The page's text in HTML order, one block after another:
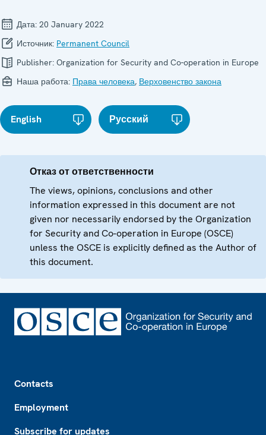
Дата: 20 January 2022
Источник: Permanent Council
Publisher: Organization for Security and Co-operation in Europe
Наша работа: Права человека, Верховенство закона
English Русский
Отказ от ответственности
The views, opinions, conclusions and other
information expressed in this document are not
given nor necessarily endorsed by the Organization
for Security and Co-operation in Europe (OSCE)
unless the OSCE is explicitly defined as the Author of
this document.
Contacts
Employment
Subscribe for updates